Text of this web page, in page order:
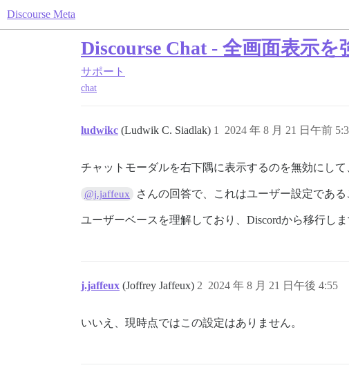
Discourse Meta
Discourse Chat - 全画面表示を
サポート
chat
ludwikc (Ludwik C. Siadlak) 2024 年 8 月 21 日午前
1
チャットモーダルを右下隅に表示するのを無効にし
@j.jaffeux さんの回答で、これはユーザー設定であ
ユーザーベースを理解しており、Discordから移行し
j.jaffeux (Joffrey Jaffeux) 2024 年 8 月 21 日午後 4:55
2
いいえ、現時点ではこの設定はありません。